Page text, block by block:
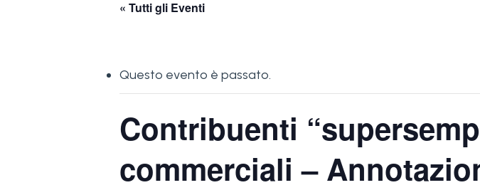
« Tutti gli Eventi
Questo evento è passato.
Contribuenti
commerciali –